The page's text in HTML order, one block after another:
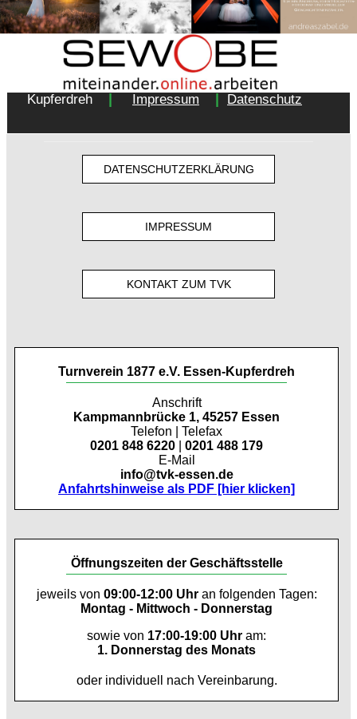
Copyright 2018 - Turnverein 1877 e.V. Essen-
Kupferdreh
| Impressum | Datenschutz
DATENSCHUTZERKLÄRUNG
IMPRESSUM
KONTAKT ZUM TVK
Turnverein 1877 e.V. Essen-Kupferdreh
Anschrift
Kampmannbrücke 1, 45257 Essen
Telefon | Telefax
0201 848 6220
0201 488 179
E-Mail
info@tvk-essen.de
Anfahrtshinweise als PDF [hier klicken]
Öffnungszeiten der Geschäftsstelle
jeweils von 09:00-12:00 Uhran folgenden Tagen:
Montag - Mittwoch - Donnerstag
sowie von 17:00-19:00 Uhr am:
1. Donnerstag des Monats
oder individuell nach Vereinbarung.